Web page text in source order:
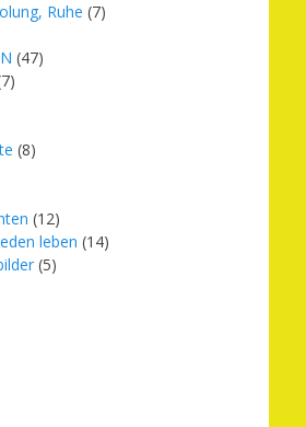
Ruhe (7)
(47)
(8)
(12)
leben (14)
(5)